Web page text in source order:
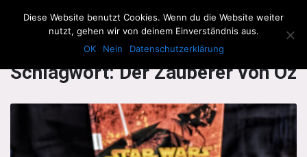
The Howling Men
Schlagwort:Der Zauberer von Oz
Diese Website benutzt Cookies. Wenn du die Website weiter
nutzt, gehen wir von deinem Einverständnis aus.
OK
Nein Datenschutzerklärung